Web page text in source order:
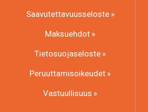
Saavutettavuusseloste
Maksuehdot
Tietosuojaseloste
Peruuttamisoikeudet
Vastuullisuus